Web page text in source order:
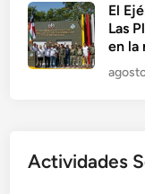
El
Las
en la
Actividades